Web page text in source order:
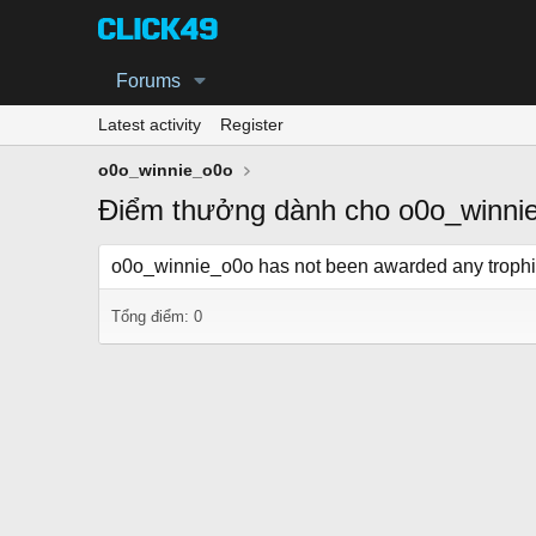
Forums
Latest activity Register
o0o_winnie_o0o
Điểm thưởng dành cho
o0o_winnie_o0o has not been awarded any
Tổng điểm: 0